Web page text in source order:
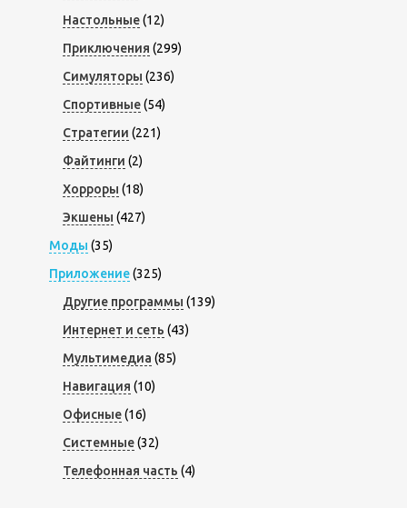
Настольные(12)
Приключения (299)
Симуляторы (236)
Спортивные(54)
Стратегии (221)
Файтинги (2)
Хорроры (18)
Экшены (427)
Моды (35)
Приложение(325)
Другие программы (139)
Интернет и сеть (43)
Мультимедиа (85)
Навигация (10)
Офисные(16)
Системные(32)
Телефонная часть (4)